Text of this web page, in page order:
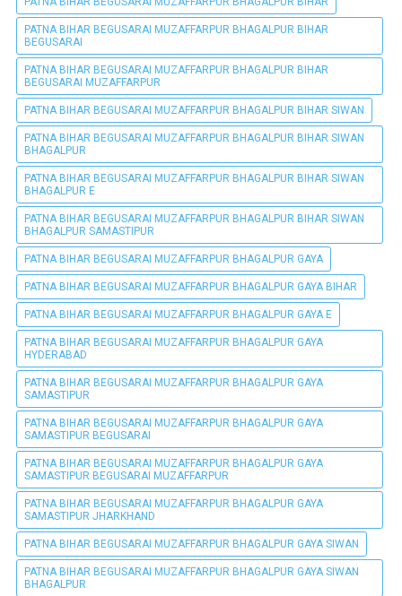
PATNA BIHAR BEGUSARAI MUZAFFARPUR BHAGALPUR BIHAR
BEGUSARAI
PATNA BIHAR BEGUSARAI MUZAFFARPUR BHAGALPUR BIHAR
BEGUSARAI MUZAFFARPUR
PATNA BIHAR BEGUSARAI MUZAFFARPUR BHAGALPUR BIHAR SIWAN
PATNA BIHAR BEGUSARAI MUZAFFARPUR BHAGALPUR BIHAR SIWAN
BHAGALPUR
PATNA BIHAR BEGUSARAI MUZAFFARPUR BHAGALPUR BIHAR SIWAN
BHAGALPUR E
PATNA BIHAR BEGUSARAI MUZAFFARPUR BHAGALPUR BIHAR SIWAN
BHAGALPUR SAMASTIPUR
PATNA BIHAR BEGUSARAI MUZAFFARPUR BHAGALPUR GAYA
PATNA BIHAR BEGUSARAI MUZAFFARPUR BHAGALPUR GAYA BIHAR
PATNA BIHAR BEGUSARAI MUZAFFARPUR BHAGALPUR GAYA E
PATNA BIHAR BEGUSARAI MUZAFFARPUR BHAGALPUR GAYA
HYDERABAD
PATNA BIHAR BEGUSARAI MUZAFFARPUR BHAGALPUR GAYA
SAMASTIPUR
PATNA BIHAR BEGUSARAI MUZAFFARPUR BHAGALPUR GAYA
SAMASTIPUR BEGUSARAI
PATNA BIHAR BEGUSARAI MUZAFFARPUR BHAGALPUR GAYA
SAMASTIPUR BEGUSARAI MUZAFFARPUR
PATNA BIHAR BEGUSARAI MUZAFFARPUR BHAGALPUR GAYA
SAMASTIPUR JHARKHAND
PATNA BIHAR BEGUSARAI MUZAFFARPUR BHAGALPUR GAYA SIWAN
PATNA BIHAR BEGUSARAI MUZAFFARPUR BHAGALPUR GAYA SIWAN
BHAGALPUR